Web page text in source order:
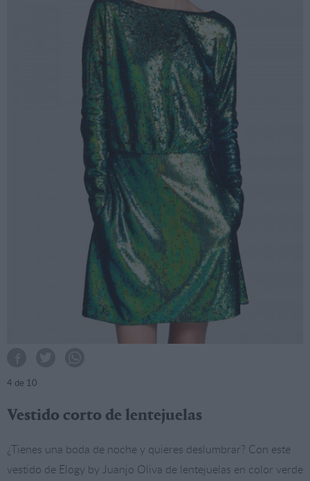
4 de 10
Vestido corto de lentejuelas
¿Tienes una boda de noche y quieres deslumbrar? Con este
vestido de Elogy by Juanjo Oliva de lentejuelas en color verde